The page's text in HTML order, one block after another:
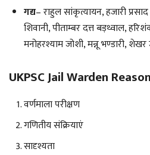
गद्य– राहुल सांकृत्यायन, हजारी प्रसाद
शिवानी, पीताम्बर दत्त बड़थ्वाल,
मनोहरश्याम जोशी, मन्नू भण्डारी, शेखर
UKPSC Jail Warden
वर्णमाला परीक्षण
गणितीय संक्रियाएं
सादृश्यता